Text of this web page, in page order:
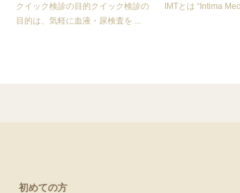
クイック検診の目的クイック検診の
目的は、気軽に血液・尿検査を ...
IMTとは “Intima
初めての方